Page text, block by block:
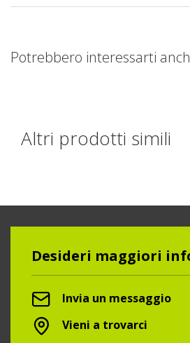
Potrebbero interessarti
Altri prodotti simili
Desideri maggiori
Invia un messaggio
Vieni a trovarci